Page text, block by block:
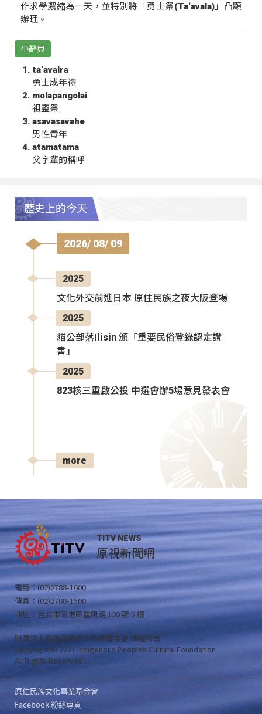
作求學濃縮為一天，並特別將「勇士祭(Ta‘avala)」凸顯
辦理。
小辭典
ta‘avalra
勇士成年禮
molapangolai
祖靈祭
asavasavahe
男性青年
atamatama
父字輩的稱呼
歷史上的今天
2026/ 08/ 09
2025
文化外交前進日本 原住民族之夜大阪登場
2025
貓公部落Ilisin 頒「重要民俗登錄認定證
書」
2025
823核三重啟公投 中選會辦5場意見發表會
more
TITV NEWS
原視新聞網
電話：(02)2788-1600
傳真：(02)2788-1500
地址：台北市南港區重陽路 120 號 5 樓
財團法人原住民族文化事業基金會 版權所有
Copyright © 2021 Indigenous Peoples Cultural Foundation
All Rights Reserved .
原住民族文化事業基金會
Facebook 粉絲專頁